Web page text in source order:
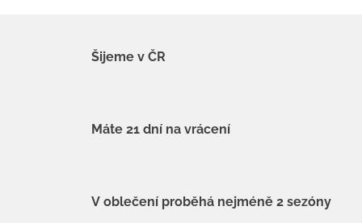
Šijeme v ČR
Máte 21 dní na vrácení
V oblečení proběhá nejméně 2 sezóny